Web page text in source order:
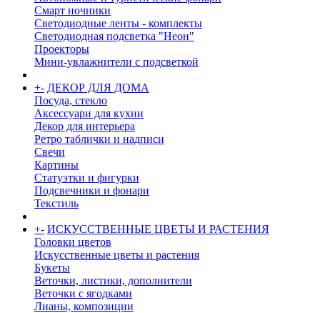
Смарт ночники
Светодиодные ленты - комплекты
Светодиодная подсветка "Неон"
Проекторы
Мини-увлажнители с подсветкой
+- ДЕКОР ДЛЯ ДОМА
Посуда, стекло
Аксессуари для кухни
Декор для интерьера
Ретро таблички и надписи
Свечи
Картины
Статуэтки и фигурки
Подсвечники и фонари
Текстиль
+- ИСКУССТВЕННЫЕ ЦВЕТЫ И РАСТЕНИЯ
Головки цветов
Искусственные цветы и растения
Букеты
Веточки, листики, дополнители
Веточки с ягодками
Лианы, композиции